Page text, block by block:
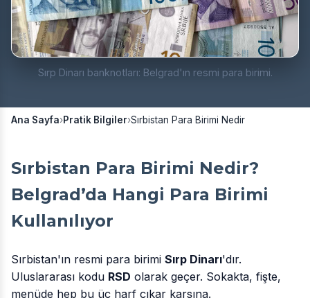
Sırp Dinarı banknotları: Belgrad'ın resmi para birimi.
Ana Sayfa›Pratik Bilgiler›Sırbistan Para Birimi Nedir
Sırbistan Para Birimi Nedir?
Belgrad’da Hangi Para Birimi
Kullanılıyor
Sırbistan'ın resmi para birimi Sırp Dinarı'dır.
Uluslararası kodu RSD olarak geçer. Sokakta, fişte,
menüde hep bu üç harf çıkar karşına.